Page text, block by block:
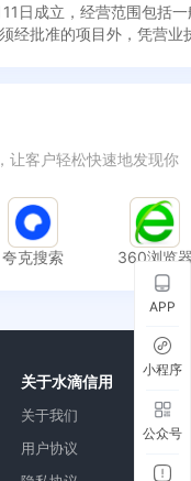
日成立，经营范围包括
经批准的项目外，凭营
让客户轻松快速地发现你
夸克搜索 360浏览
关于水滴信用
关于我们
用户协议
APP
小程序
公众号